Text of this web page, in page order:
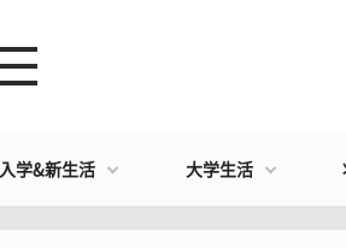
入学&新生活 大学生活